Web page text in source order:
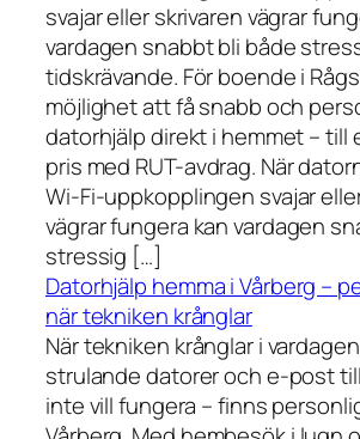
svajar eller skrivaren vägrar
vardagen snabbt bli både
tidskrävande. För boende i
möjlighet att få snabb och
datorhjälp direkt i hemmet – till
pris med RUT-avdrag. När
Wi-Fi-uppkopplingen svajar
vägrar fungera kan vardagen
stressig […]
Datorhjälp hemma i Vårberg –
när tekniken krånglar
När tekniken krånglar i
strulande datorer och e-post
inte vill fungera – finns